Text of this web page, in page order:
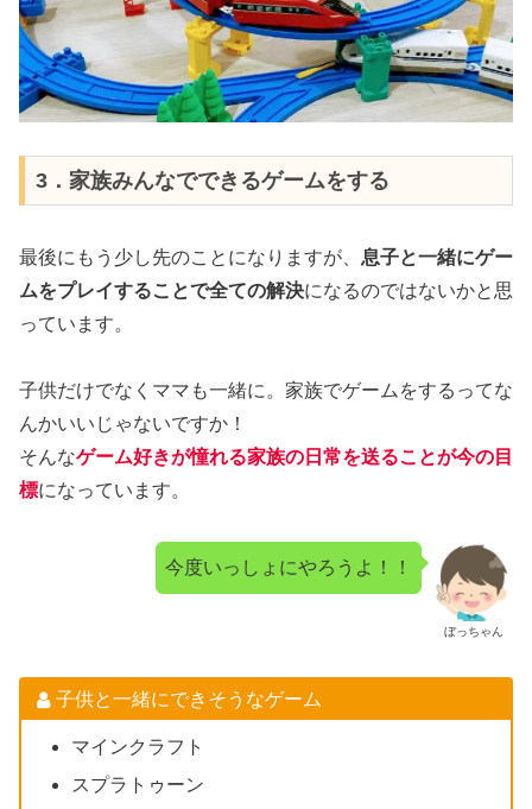
3．家族みんなでできるゲームをする
最後にもう少し先のことになりますが、 息子と一緒にゲー
ムをプレイすることで全ての解決になるのではないかと思
っています。
子供だけでなくママも一緒に。家族でゲームをするってな
んかいいじゃないですか！
そんなゲーム好きが憧れる家族の日常を送ることが今の目
標になっています。
ぼっちゃん
今度いっしょにやろうよ！！
子供と一緒にできそうなゲーム
マインクラフト
スプラトゥーン